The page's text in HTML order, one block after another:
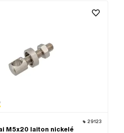
29123
M5x20 laiton nickelé